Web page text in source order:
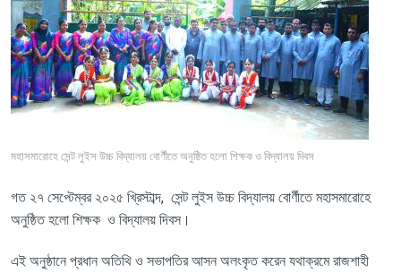
মহাসমারোহে সেন্ট লুইস উচ্চ বিদ্যালয় বোর্ণীতে অনুষ্ঠিত হলো শিক্ষক ও বিদ্যালয় দিবস
গত ২৭ সেপ্টেম্বর ২০২৫ খ্রিস্টাব্দ, সেন্ট লুইস উচ্চ বিদ্যালয় বোর্ণীতে মহাসমারোহে
অনুষ্ঠিত হলো শিক্ষক ও বিদ্যালয় দিবস।
এই অনুষ্ঠানে প্রধান অতিথি ও সভাপতির আসন অলংকৃত করেন যথাক্রমে রাজশাহী